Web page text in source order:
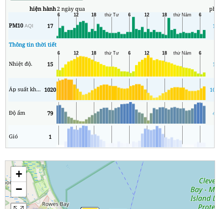
hiện hành2 ngày qua
PM10AQI 17 11
Thông tin thời tiết
Nhiệt độ. 15 14
Áp suất không khí 1020
Độ ẩm 79 49
Gió 1
+
−